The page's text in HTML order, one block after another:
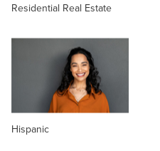
Residential Real Estate
Hispanic